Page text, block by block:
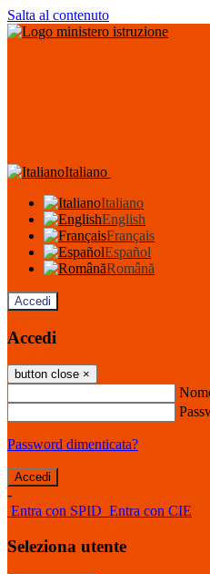
Salta al contenuto
Italiano
Italiano
English
Français
Español
Română
Accedi
Accedi
button close ×
Password dimenticata?
-
Entra con SPID Entra con CIE
Seleziona utente